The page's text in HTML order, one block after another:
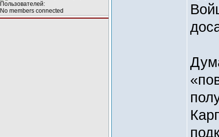
No members connected